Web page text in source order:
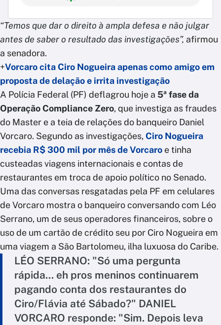
“Temos que dar o direito à ampla defesa e não julgar
antes de saber o resultado das investigações”, afirmou
a senadora.
+Vorcaro cita Ciro Nogueira apenas como amigo em
proposta de delação e irrita investigação
A Polícia Federal (PF) deflagrou hoje a 5ª fase da
Operação Compliance Zero, que investiga as fraudes
do Master e a teia de relações do banqueiro Daniel
Vorcaro. Segundo as investigações, Ciro Nogueira
recebia R$ 300 mil por mês de Vorcaro e tinha
custeadas viagens internacionais e contas de
restaurantes em troca de apoio político no Senado.
Uma das conversas resgatadas pela PF em celulares
de Vorcaro mostra o banqueiro conversando com Léo
Serrano, um de seus operadores financeiros, sobre o
uso de um cartão de crédito seu por Ciro Nogueira em
uma viagem a São Bartolomeu, ilha luxuosa do Caribe.
LÉO SERRANO: "Só uma pergunta
rápida... eh pros meninos continuarem
pagando conta dos restaurantes do
Ciro/Flávia até Sábado?" DANIEL
VORCARO responde: "Sim. Depois leva